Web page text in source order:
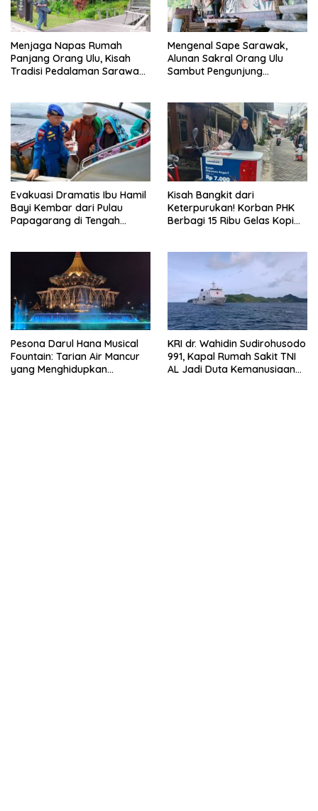
Menjaga Napas Rumah
Panjang Orang Ulu, Kisah
Tradisi Pedalaman Sarawak
Mengenal Sape Sarawak,
Alunan Sakral Orang Ulu
Sambut Pengunjung
Evakuasi Dramatis Ibu Hamil
Bayi Kembar dari Pulau
Papagarang di Tengah
Kisah Bangkit dari
Keterpurukan! Korban PHK
Berbagi 15 Ribu Gelas Kopi
Pesona Darul Hana Musical
Fountain: Tarian Air Mancur
yang Menghidupkan
KRI dr. Wahidin Sudirohusodo
991, Kapal Rumah Sakit TNI
AL Jadi Duta Kemanusiaan